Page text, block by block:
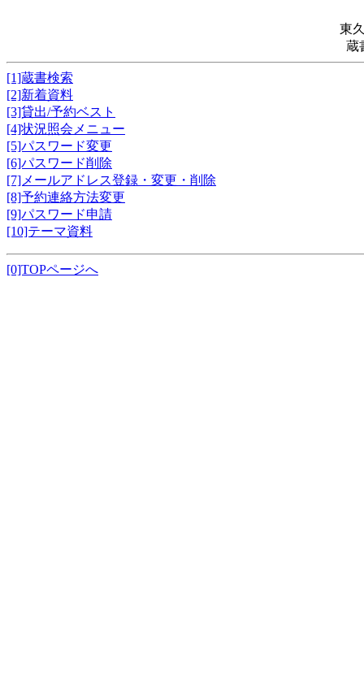
東
蔵
[1]蔵書検索
[2]新着資料
[3]貸出/予約ベスト
[4]状況照会メニュー
[5]パスワード変更
[6]パスワード削除
[7]メールアドレス登録・変更・削除
[8]予約連絡方法変更
[9]パスワード申請
[10]テーマ資料
[0]TOPページへ